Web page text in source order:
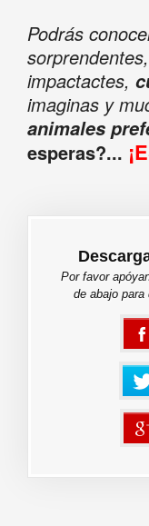
Podrás
sorprendentes,
impactactes,
imaginas y
animales
esperas?...
Por favor
de abajo para